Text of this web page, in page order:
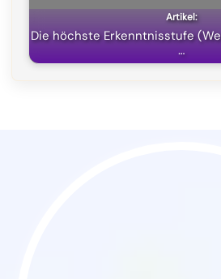
Die höchste Erkenntnisstufe
…